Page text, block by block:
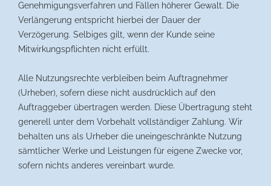
Genehmigungsverfahren und Fällen höherer Gewalt. Die
Verlängerung entspricht hierbei der Dauer der
Verzögerung. Selbiges gilt, wenn der Kunde seine
Mitwirkungspflichten nicht erfüllt.
Alle Nutzungsrechte verbleiben beim Auftragnehmer
(Urheber), sofern diese nicht ausdrücklich auf den
Auftraggeber übertragen werden. Diese Übertragung steht
generell unter dem Vorbehalt vollständiger Zahlung. Wir
behalten uns als Urheber die uneingeschränkte Nutzung
sämtlicher Werke und Leistungen für eigene Zwecke vor,
sofern nichts anderes vereinbart wurde.